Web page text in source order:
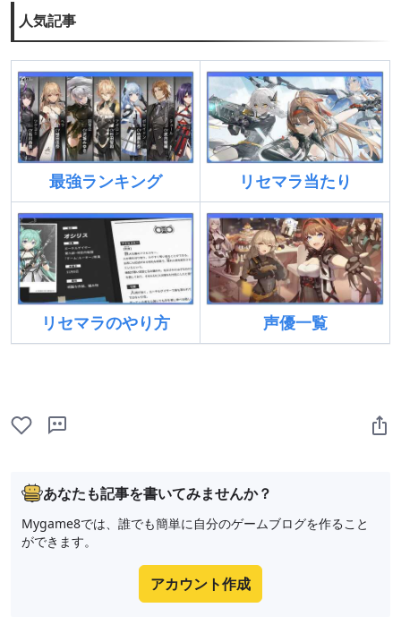
人気記事
最強ランキング リセマラ当たり
リセマラのやり方 声優一覧
あなたも記事を書いてみませんか？
Mygame8では、誰でも簡単に自分のゲームブログを作ること
ができます。
アカウント作成